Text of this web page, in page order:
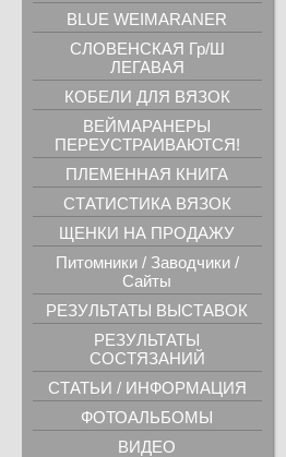
BLUE WEIMARANER
СЛОВЕНСКАЯ Гр/Ш
ЛЕГАВАЯ
КОБЕЛИ ДЛЯ ВЯЗОК
ВЕЙМАРАНЕРЫ
ПЕРЕУСТРАИВАЮТСЯ!
ПЛЕМЕННАЯ КНИГА
СТАТИСТИКА ВЯЗОК
ЩЕНКИ НА ПРОДАЖУ
Питомники / Заводчики /
Сайты
РЕЗУЛЬТАТЫ ВЫСТАВОК
РЕЗУЛЬТАТЫ
СОСТЯЗАНИЙ
СТАТЬИ / ИНФОРМАЦИЯ
ФОТОАЛЬБОМЫ
ВИДЕО